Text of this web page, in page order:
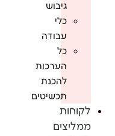
גיבוש
כלי
עבודה
כל
הערכות
להכנת
תכשיטים
לקוחות
ממליצים